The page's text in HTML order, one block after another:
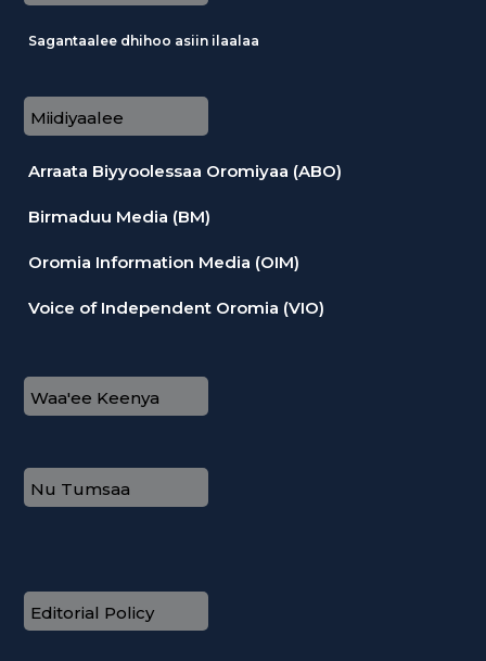
Sagantaalee dhihoo asiin ilaalaa
Miidiyaalee
Arraata Biyyoolessaa Oromiyaa (ABO)
Birmaduu Media (BM)
Oromia Information Media (OIM)
Voice of Independent Oromia (VIO)
Waa'ee Keenya
Nu Tumsaa
Editorial Policy